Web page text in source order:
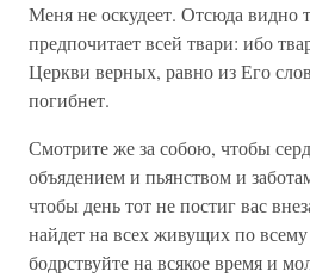
Меня не оскудеет. Отсюда видно
предпочитает всей твари: ибо
Церкви верных, равно из Его
погибнет.
Смотрите же за собою, чтобы
объядением и пьянством и
чтобы день тот не постиг вас
найдет на всех живущих по
бодрствуйте на всякое время и